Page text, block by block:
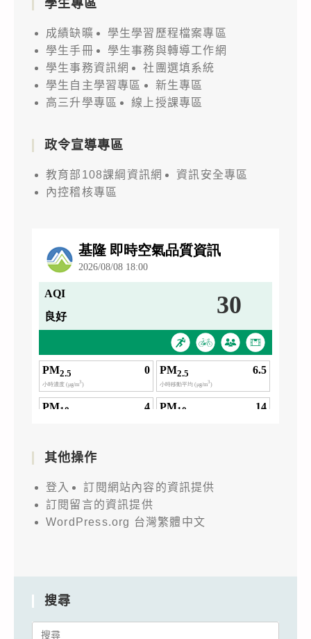
學生專區
成績缺曠
學生學習歷程檔案專區
學生手冊
學生事務與轉導工作網
學生事務資訊網
社團選填系統
學生自主學習專區
新生專區
高三升學專區
線上授課專區
政令宣導專區
教育部108課綱資訊網
資訊安全專區
內控稽核專區
其他操作
登入
訂閱網站內容的資訊提供
訂閱留言的資訊提供
WordPress.org 台灣繁體中文
搜尋
Search